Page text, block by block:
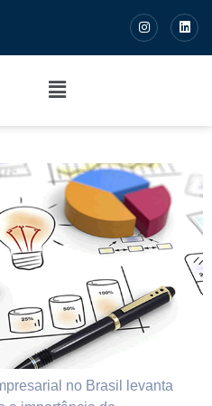
PERDIDO:
E
MOMENTOS
no Brasil levanta